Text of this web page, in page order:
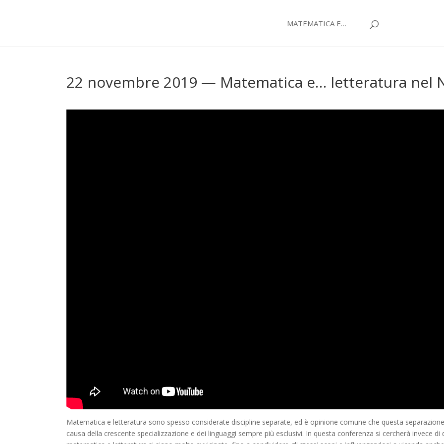
MATEMATICA E…
22 novembre 2019 — Matematica e… letteratura nel
Matematica e letteratura sono spesso considerate discipline separate, ed è opinione comune che questa
causa della crescente specializzazione e dei linguaggi sempre più esclusivi. In questa conferenza si cercherà invece